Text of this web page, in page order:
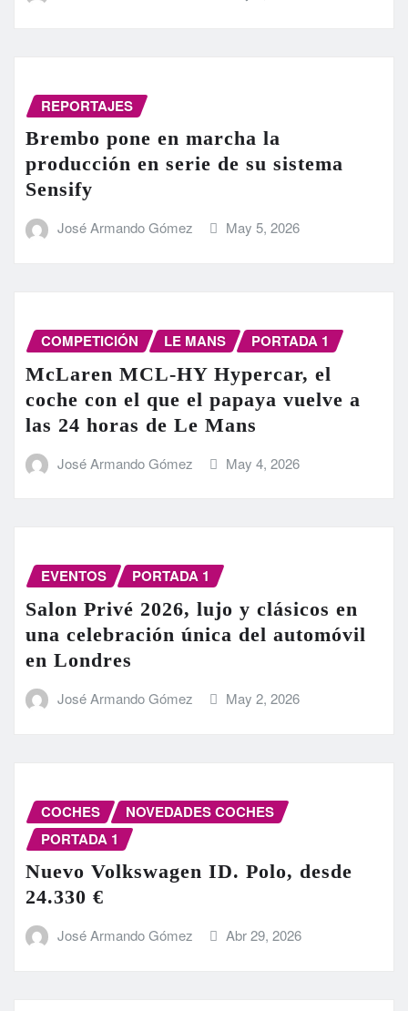
REPORTAJES
Brembo pone en marcha la
producción en serie de su sistema
Sensify
José Armando Gómez May 5, 2026
COMPETICIÓN LE MANS PORTADA 1
McLaren MCL-HY Hypercar, el
coche con el que el papaya vuelve a
las 24 horas de Le Mans
José Armando Gómez May 4, 2026
EVENTOS PORTADA 1
Salon Privé 2026, lujo y clásicos en
una celebración única del automóvil
en Londres
José Armando Gómez May 2, 2026
COCHES
NOVEDADES COCHES
PORTADA 1
Nuevo Volkswagen ID. Polo, desde
24.330 €
José Armando Gómez Abr 29, 2026